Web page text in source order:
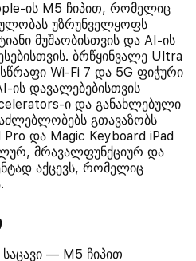
ის M5 ჩიპით, რომელიც
უზრუნველყოფს
მუშაობისთვის და AI-ის
ბრწყინვალე Ultra
Wi-Fi 7 და 5G ფიჭური
ის დავალებებისთვის
ი და განახლებული
გთავაზობს
და Magic Keyboard iPad
მრავალფუნქციურ და
აქცევს, რომელიც
— M5 ჩიპით